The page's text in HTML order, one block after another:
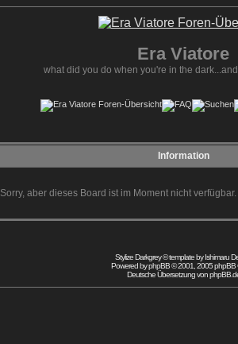
Era Viatore
what did you do when you're in the
Information
Sorry, aber dieses Board ist im Moment nicht
Stylize Darkgrey © template byIshimaru
Powered byphpBB© 2001, 2005 phpBB
Deutsche Übersetzung von